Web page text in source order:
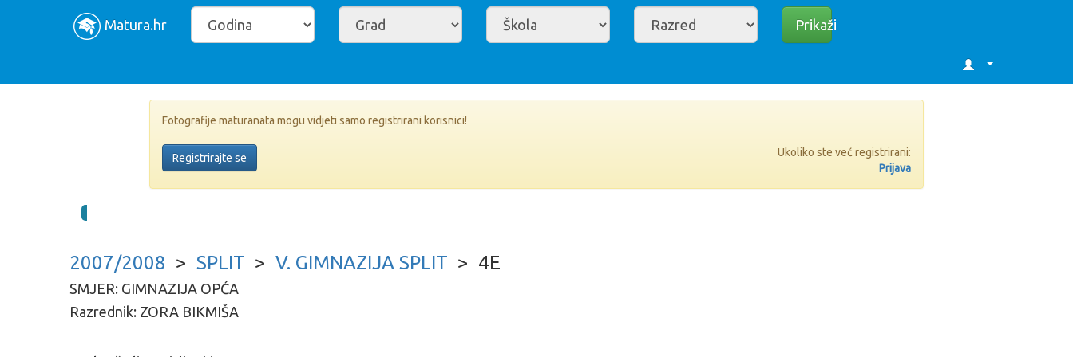
Matura.hr Prikaži
Fotografije maturanata mogu vidjeti samo registrirani korisnici!
Registrirajte se
Ukoliko ste već registrirani:
Prijava
2007/2008 > SPLIT > V. GIMNAZIJA SPLIT > 4E
SMJER: GIMNAZIJA OPĆA
Razrednik: ZORA BIKMIŠA